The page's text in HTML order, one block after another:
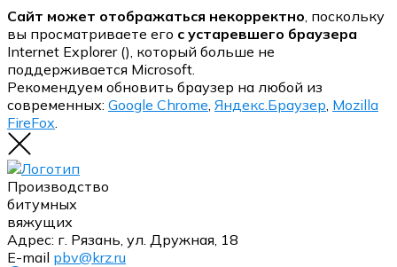
Сайт может отображаться некорректно, поскольку
вы просматриваете его с устаревшего браузера
Internet Explorer (), который больше не
поддерживается Microsoft.
Рекомендуем обновить браузер на любой из
современных: Google Chrome, Яндекс.Браузер, Mozilla
FireFox.
Производство
битумных
вяжущих
Адрес: г. Рязань, ул. Дружная, 18
E-mail pbv@krz.ru